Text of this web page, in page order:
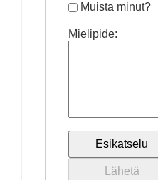
Muista minut?
Mielipide: